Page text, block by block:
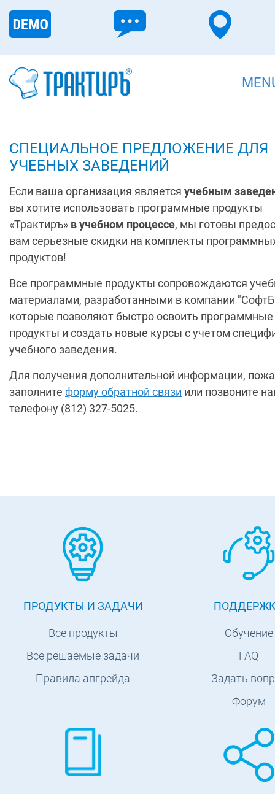
СПЕЦИАЛЬНОЕ ПРЕДЛОЖЕНИЕ ДЛЯ
УЧЕБНЫХ ЗАВЕДЕНИЙ
Если ваша организация является учебным
вы хотите использовать программные продукты
«Трактиръ» в учебном процессе, мы готовы
вам серьезные скидки на комплекты
продуктов!
Все программные продукты сопровождаются
материалами, разработанными в компании
которые позволяют быстро освоить программные
продукты и создать новые курсы с учетом
учебного заведения.
Для получения дополнительной информации,
заполните форму обратной связи или позвоните
телефону (812) 327-5025.
ПРОДУКТЫ И ЗАДАЧИ
Все продукты
Все решаемые задачи
Правила апгрейда
Обучение
FAQ
Задать
Форум